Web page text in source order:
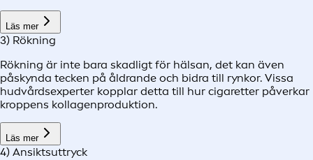
Läs mer
3) Rökning
Rökning är inte bara skadligt för hälsan, det kan även
påskynda tecken på åldrande och bidra till rynkor. Vissa
hudvårdsexperter kopplar detta till hur cigaretter påverkar
kroppens kollagenproduktion.
Läs mer
4) Ansiktsuttryck